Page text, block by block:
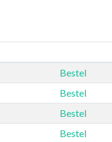
Bestel
Bestel
Bestel
Bestel